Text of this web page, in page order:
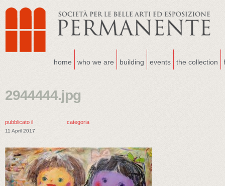
home who we are building events the collection
2944444.jpg
pubblicato il
11 April 2017
categoria